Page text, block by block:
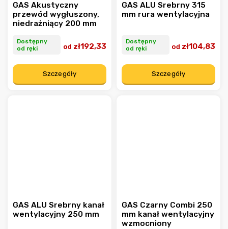
GAS Akustyczny
przewód wygłuszony,
niedrażniący 200 mm
Dostępny
od ręki
od zł192,33
Szczegóły
GAS ALU Srebrny 315
mm rura wentylacyjna
Dostępny
od ręki
od zł104,83
Szczegóły
GAS ALU Srebrny kanał
wentylacyjny 250 mm
GAS Czarny Combi 250
mm kanał wentylacyjny
wzmocniony